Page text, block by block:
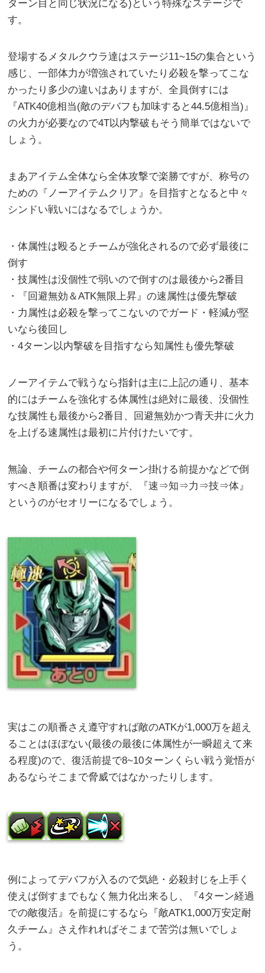
ターン目と同じ状況になる)という特殊なステージで
す。
登場するメタルクウラ達はステージ11~15の集合という
感じ、一部体力が増強されていたり必殺を撃ってこな
かったり多少の違いはありますが、全員倒すには
『ATK40億相当(敵のデバフも加味すると44.5億相当)』
の火力が必要なので4T以内撃破もそう簡単ではないで
しょう。
まあアイテム全体なら全体攻撃で楽勝ですが、称号の
ための『ノーアイテムクリア』を目指すとなると中々
シンドい戦いにはなるでしょうか。
・体属性は殴るとチームが強化されるので必ず最後に
倒す
・技属性は没個性で弱いので倒すのは最後から2番目
・『回避無効＆ATK無限上昇』の速属性は優先撃破
・力属性は必殺を撃ってこないのでガード・軽減が堅
いなら後回し
・4ターン以内撃破を目指すなら知属性も優先撃破
ノーアイテムで戦うなら指針は主に上記の通り、基本
的にはチームを強化する体属性は絶対に最後、没個性
な技属性も最後から2番目、回避無効かつ青天井に火力
を上げる速属性は最初に片付けたいです。
無論、チームの都合や何ターン掛ける前提かなどで倒
すべき順番は変わりますが、『速⇒知⇒力⇒技⇒体』
というのがセオリーになるでしょう。
実はこの順番さえ遵守すれば敵のATKが1,000万を超え
ることはほぼない(最後の最後に体属性が一瞬超えて来
る程度)ので、復活前提で8~10ターンくらい戦う覚悟が
あるならそこまで脅威ではなかったりします。
例によってデバフが入るので気絶・必殺封じを上手く
使えば倒すまでもなく無力化出来るし、『4ターン経過
での敵復活』を前提にするなら『敵ATK1,000万安定耐
久チーム』さえ作れればそこまで苦労は無いでしょ
う。